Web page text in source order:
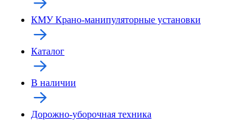
КМУ Крано-манипуляторные установки
Каталог
В наличии
Дорожно-уборочная техника